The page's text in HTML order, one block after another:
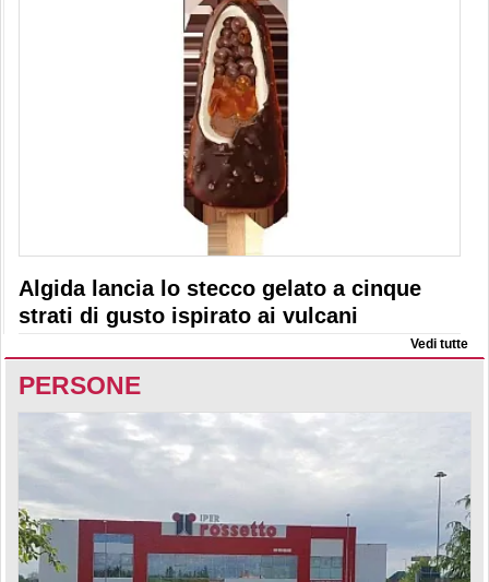
Algida lancia lo stecco gelato a cinque
strati di gusto ispirato ai vulcani
Vedi tutte
PERSONE